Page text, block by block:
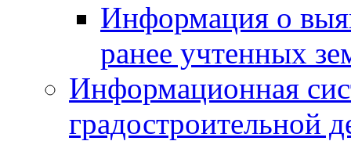
Информация о
ранее учтенных
Информационная
градостроительной